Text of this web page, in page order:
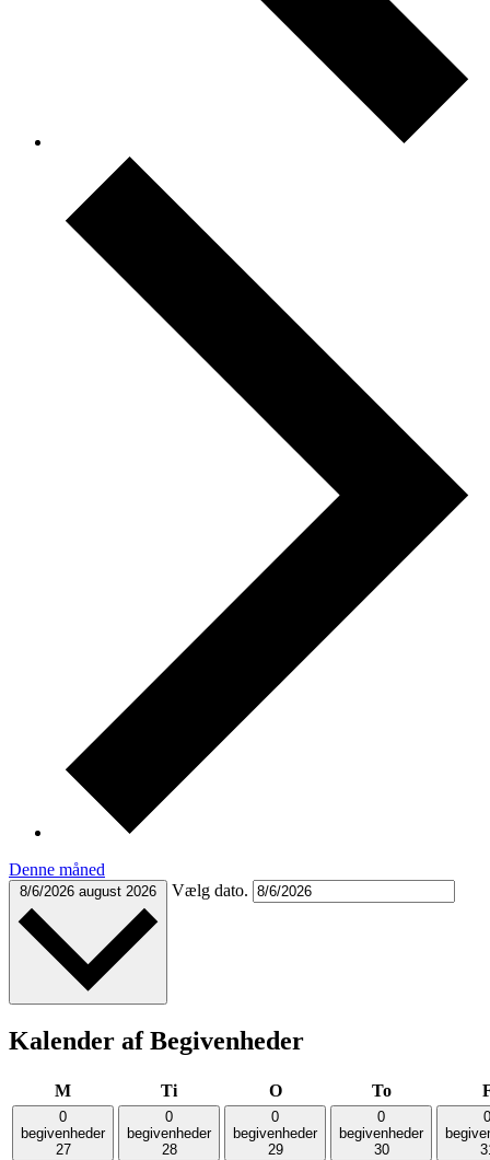
Denne måned
8/6/2026 august 2026 Vælg dato.
Kalender af Begivenheder
Mmandag Titirsdag Oonsdag Totorsdag
0
begivenheder
27
0
begivenheder
28
0
begivenheder
29
0
begivenheder
30
0